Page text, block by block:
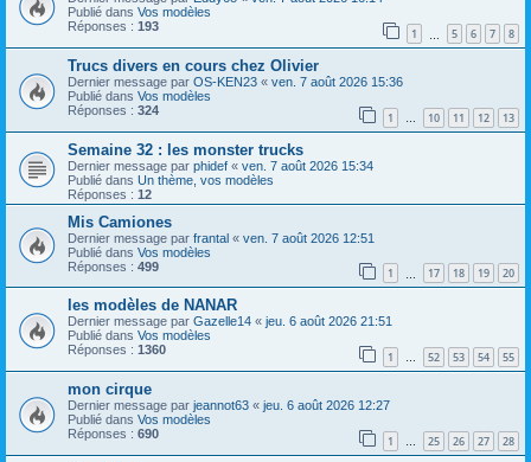
Publié dans Vos modèles
Réponses : 193 1 5 6 7 8
Trucs divers en cours chez Olivier
Dernier message par OS-KEN23 « ven. 7 août 2026 15:36
Publié dans Vos modèles
Réponses : 324 1 … 10 11 12 13
Semaine 32 : les monster trucks
Dernier message par phidef « ven. 7 août 2026 15:34
Publié dans Un thème, vos modèles
Réponses : 12
Mis Camiones
Dernier message par frantal « ven. 7 août 2026 12:51
Publié dans Vos modèles
Réponses : 499 1 17 18 19 20
les modèles de NANAR
Dernier message par Gazelle14 « jeu. 6 août 2026 21:51
Publié dans Vos modèles
Réponses : 1360 1 … 52 53 54 55
mon cirque
Dernier message par jeannot63 « jeu. 6 août 2026 12:27
Publié dans Vos modèles
Réponses : 690 1 … 25 26 27 28